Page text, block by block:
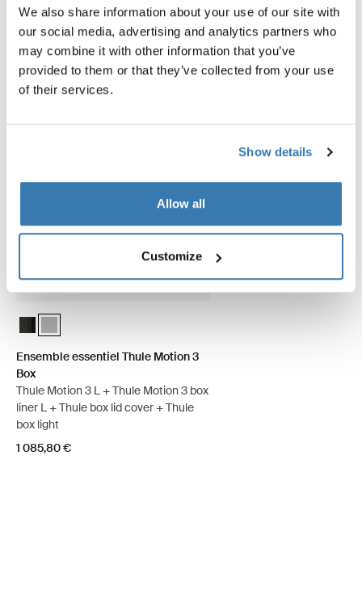
We also share information about your use of our site with
our social media, advertising and analytics partners who
may combine it with other information that you’ve
provided to them or that they’ve collected from your use
of their services.
Show details
Allow all
Customize
Explorer les offres groupées
Ensemble essentiel Thule Motion 3 Box Black Glossy
Ensemble essentiel Thule Motion 3 Box Titan Glossy (selected)
Ensemble essentiel Thule Motion 3
Box
Thule Motion 3 L + Thule Motion 3 box
liner L + Thule box lid cover + Thule
box light
1 085,80 €